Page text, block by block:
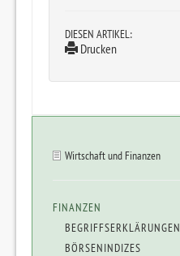
DIESEN ARTIKEL:
Drucken
Wirtschaft und Finanzen
FINANZEN
BEGRIFFSERKLÄRUNGEN
BÖRSENINDIZES